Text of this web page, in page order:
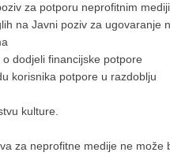
za potporu neprofitnim
na Javni poziv za ugovaranje
dodjeli financijske potpore
korisnika potpore u razdoblju
kulture.
za neprofitne medije ne